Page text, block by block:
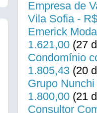
Empresa de
Vila Sofia -
Emerick
1.621,00 (27
Condomínio
1.805,43 (20
Grupo
1.800,00 (21
Consultor